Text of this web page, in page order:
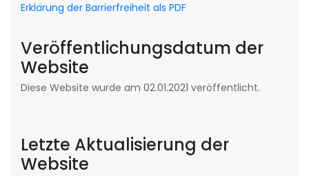
Erklärung der Barrierfreiheit als PDF
Veröffentlichungsdatum der
Website
Diese Website wurde am 02.01.2021 veröffentlicht.
Letzte Aktualisierung der
Website